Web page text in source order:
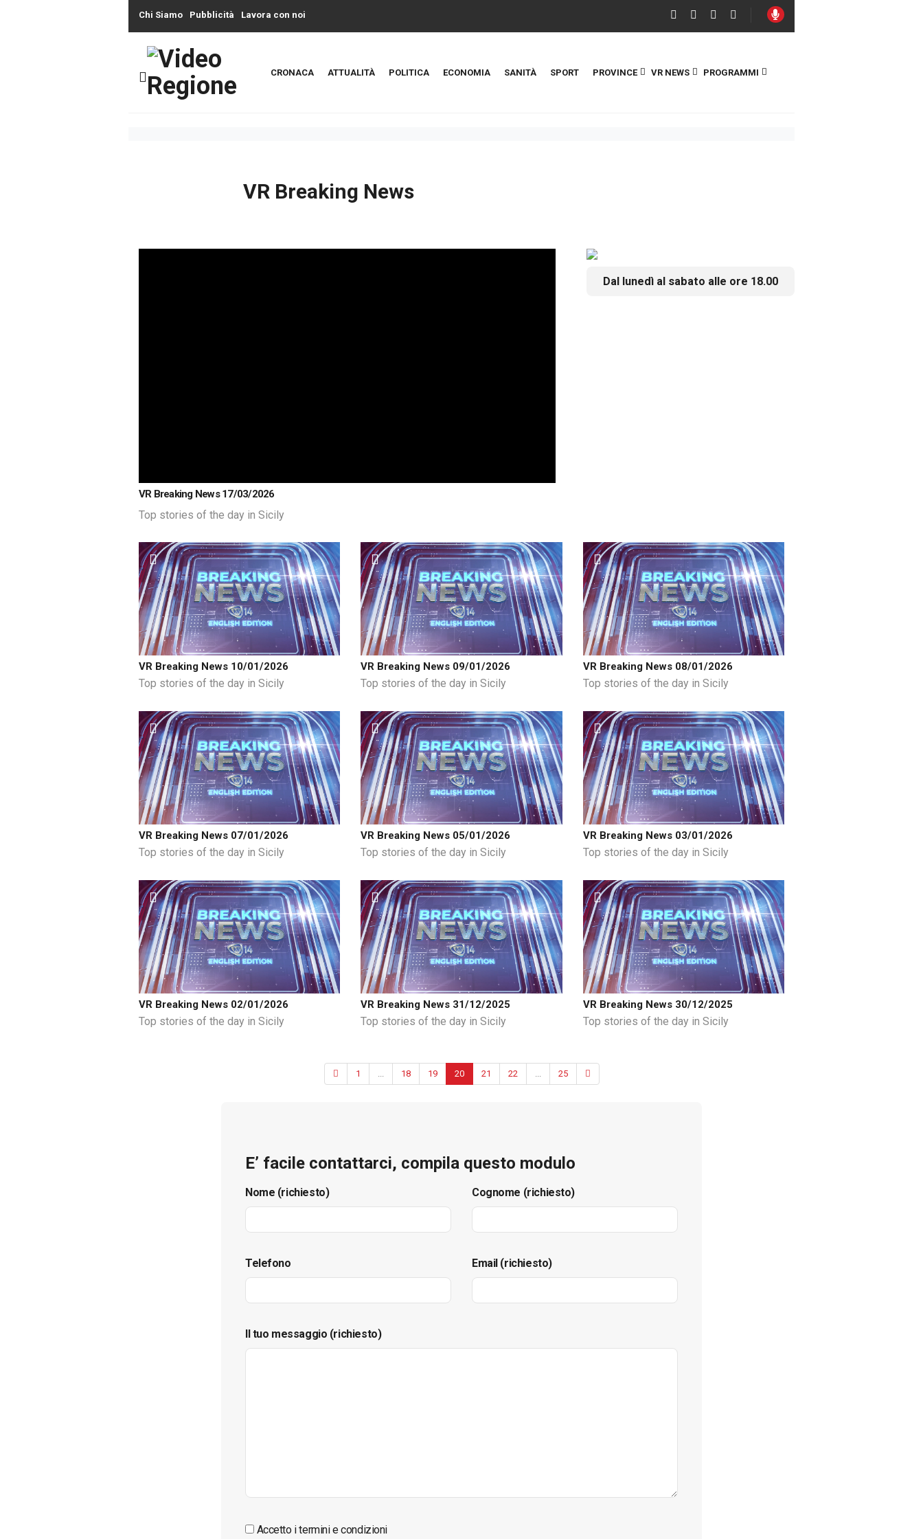
Chi Siamo Pubblicità Lavora con noi
CRONACA ATTUALITÀ POLITICA ECONOMIA SANITÀ SPORT PROVINCE VR NEWS PROGRAMMI
VR Breaking News
VR Breaking News 17/03/2026
Top stories of the day in Sicily
Dal lunedì al sabato alle ore 18.00
VR Breaking News 10/01/2026
Top stories of the day in Sicily
VR Breaking News 09/01/2026
Top stories of the day in Sicily
VR Breaking News 08/01/2026
Top stories of the day in Sicily
VR Breaking News 07/01/2026
Top stories of the day in Sicily
VR Breaking News 05/01/2026
Top stories of the day in Sicily
VR Breaking News 03/01/2026
Top stories of the day in Sicily
VR Breaking News 02/01/2026
Top stories of the day in Sicily
VR Breaking News 31/12/2025
Top stories of the day in Sicily
VR Breaking News 30/12/2025
Top stories of the day in Sicily
1 18 19 20 21 22 25
E’ facile contattarci, compila questo modulo
Nome (richiesto) Cognome (richiesto)
Telefono Email (richiesto)
Il tuo messaggio (richiesto)
Accetto i termini e condizioni